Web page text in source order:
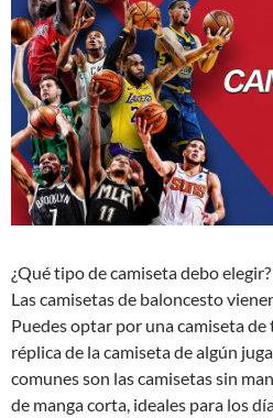
¿Qué tipo de camiseta debo elegir?
Las camisetas de baloncesto
Puedes optar por una camiseta
réplica de la camiseta de algún
comunes son las camisetas sin
de manga corta, ideales para los